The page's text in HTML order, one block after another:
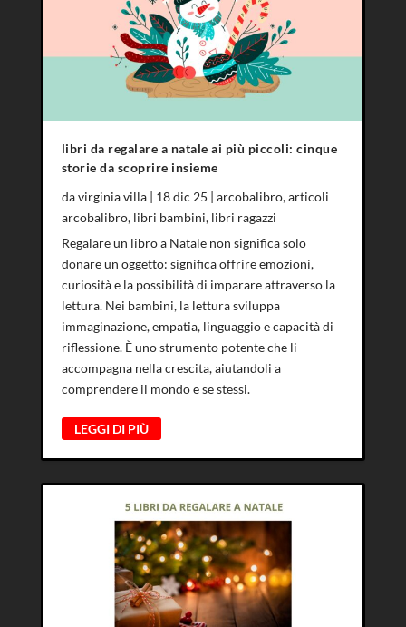
libri da regalare a natale ai più piccoli: cinque
storie da scoprire insieme
davirginia villa| 18 dic 25 | arcobalibro,articoli
arcobalibro, libri bambini, libri ragazzi
Regalare un libro a Natale non significa solo
donare un oggetto: significa offrire emozioni,
curiosità e la possibilità di imparare attraverso la
lettura. Nei bambini, la lettura sviluppa
immaginazione, empatia, linguaggio e capacità di
riflessione. È uno strumento potente che li
accompagna nella crescita, aiutandoli a
comprendere il mondo e se stessi.
LEGGI DI PIÙ